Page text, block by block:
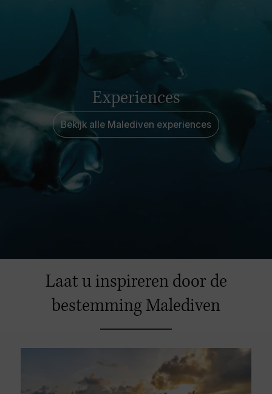
Experiences
Bekijk alle Malediven experiences
Laat u inspireren door de
bestemming Malediven